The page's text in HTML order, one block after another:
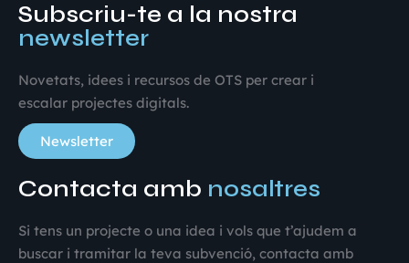
Subscriu-te a la nostra
newsletter
Novetats, idees i recursos de OTS per crear i
escalar projectes digitals.
Newsletter
Contacta amb nosaltres
Si tens un projecte o una idea i vols que t’ajudem a
buscar i tramitar la teva subvenció, contacta amb